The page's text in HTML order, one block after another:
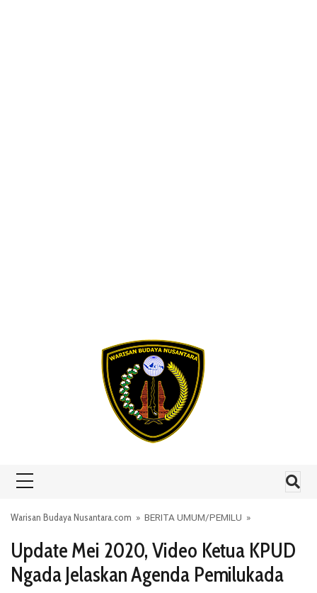
Warisan Budaya Nusantara.com » BERITA UMUM/PEMILU »
Update Mei 2020, Video Ketua KPUD
Ngada Jelaskan Agenda Pemilukada